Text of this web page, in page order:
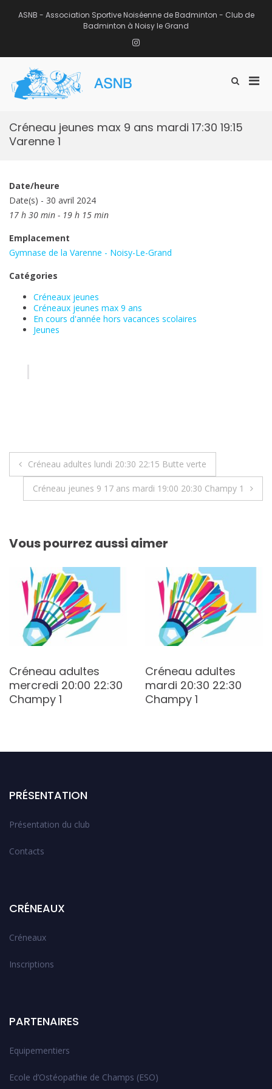
ASNB - Association Sportive Noiséenne de Badminton - Club de
Badminton à Noisy le Grand
Instagram
Afficher
recherche
Créneau jeunes max 9 ans mardi 17:30 19:15
Varenne 1
Date/heure
Date(s) - 30 avril 2024
17 h 30 min - 19 h 15 min
Emplacement
Gymnase de la Varenne - Noisy-Le-Grand
Catégories
Créneaux jeunes
Créneaux jeunes max 9 ans
En cours d'année hors vacances scolaires
Jeunes
Navigation
Créneau adultes lundi 20:30 22:15 Butte verte
Créneau jeunes 9 17 ans mardi 19:00 20:30 Champy 1
Vous pourrez aussi aimer
Créneau adultes
mercredi 20:00 22:30
Champy 1
Créneau adultes
mardi 20:30 22:30
Champy 1
PRÉSENTATION
Présentation du club
Contacts
CRÉNEAUX
Créneaux
Inscriptions
PARTENAIRES
Equipementiers
Ecole d’Ostéopathie de Champs (ESO)